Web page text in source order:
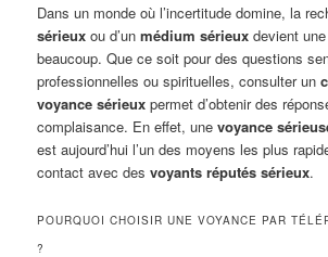
Dans un monde où l’incertitude domine, la
sérieux ou d’unmédium sérieux devient
beaucoup. Que ce soit pour des questions
professionnelles ou spirituelles, consulter un
voyance sérieux permet d’obtenir des
complaisance. En effet, unevoyance
est aujourd’hui l’un des moyens les plus
contact avec desvoyants réputés sérieux.
POURQUOI CHOISIR UNE VOYANCE PAR
?